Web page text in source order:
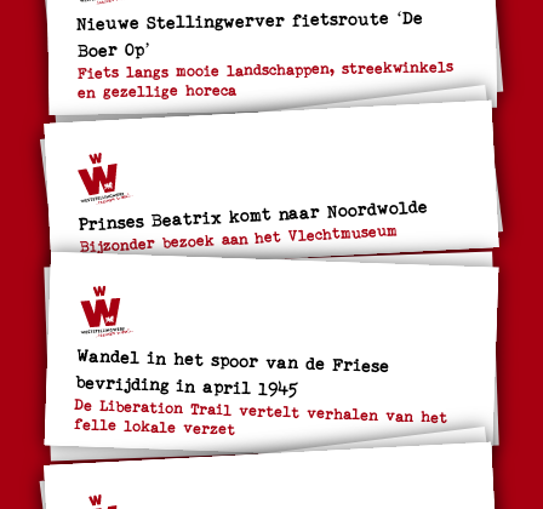
Nieuwe Stellingwerver fietsroute ‘De
Boer Op’
Fiets langs mooie landschappen, streekwinkels
en gezellige horeca
Prinses Beatrix komt naar Noordwolde
Bijzonder bezoek aan het Vlechtmuseum
Wandel in het spoor van de Friese
bevrijding in april 1945
De Liberation Trail vertelt verhalen van het
felle lokale verzet